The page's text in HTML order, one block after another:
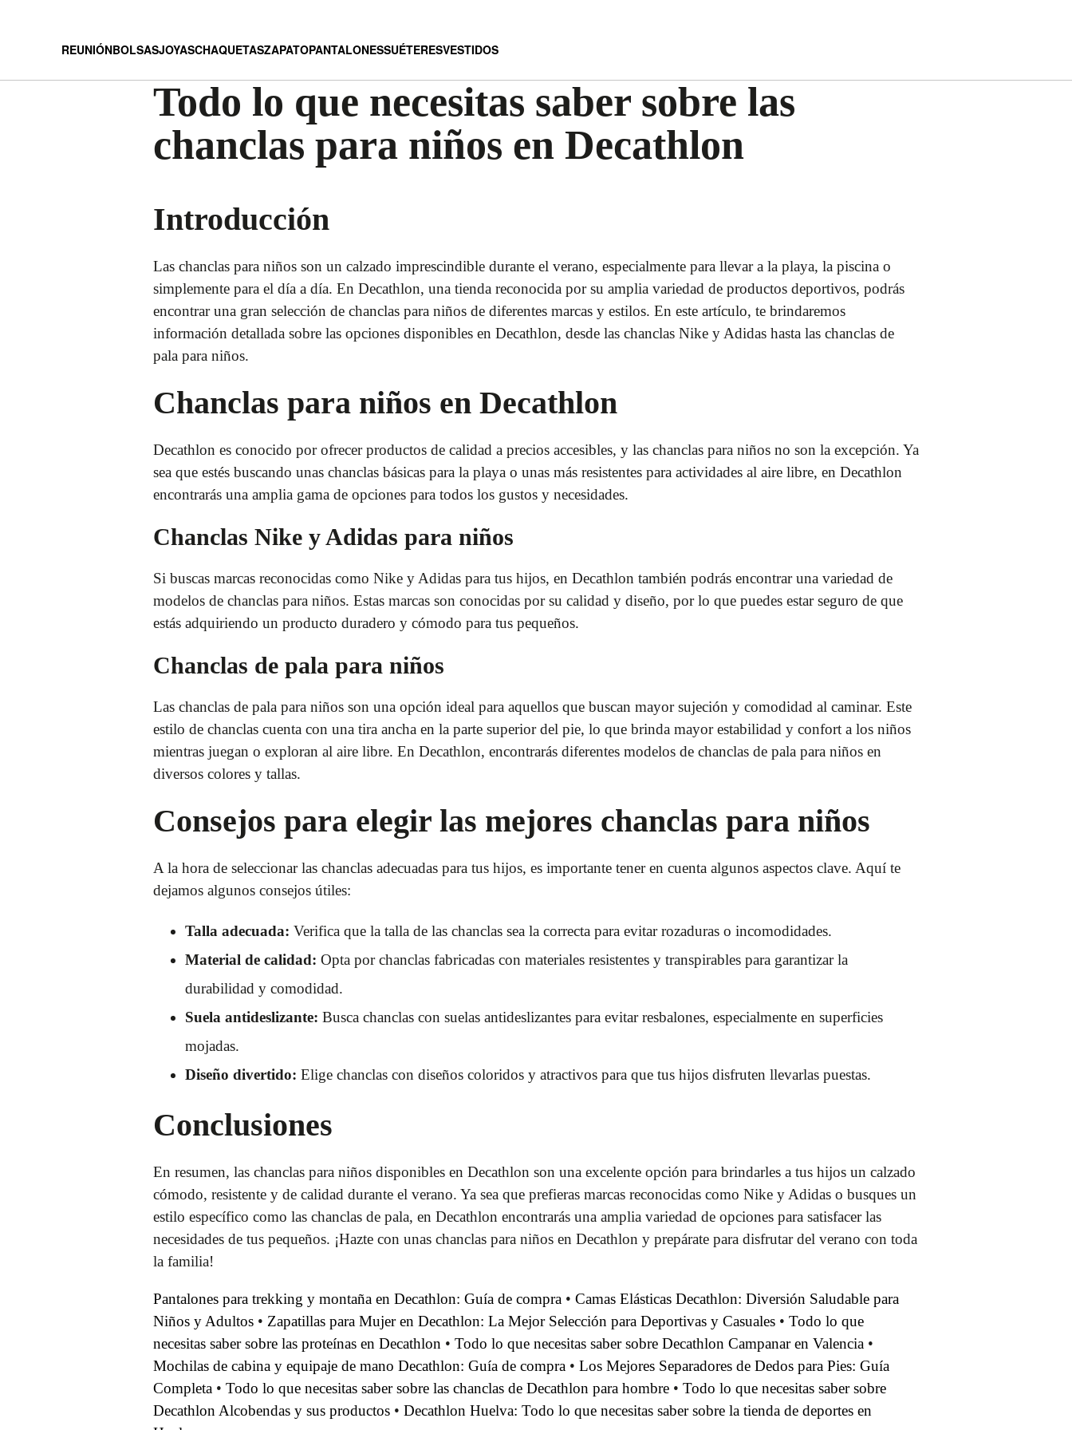
REUNIÓNBOLSASJOYASCHAQUETASZAPATOPANTALONESSUÉTERESVESTIDOS
Todo lo que necesitas saber sobre las
chanclas para niños en Decathlon
Introducción
Las chanclas para niños son un calzado imprescindible durante el verano, especialmente para llevar a la playa, la piscina o
simplemente para el día a día. En Decathlon, una tienda reconocida por su amplia variedad de productos deportivos, podrás
encontrar una gran selección de chanclas para niños de diferentes marcas y estilos. En este artículo, te brindaremos
información detallada sobre las opciones disponibles en Decathlon, desde las chanclas Nike y Adidas hasta las chanclas de
pala para niños.
Chanclas para niños en Decathlon
Decathlon es conocido por ofrecer productos de calidad a precios accesibles, y las chanclas para niños no son la excepción. Ya
sea que estés buscando unas chanclas básicas para la playa o unas más resistentes para actividades al aire libre, en Decathlon
encontrarás una amplia gama de opciones para todos los gustos y necesidades.
Chanclas Nike y Adidas para niños
Si buscas marcas reconocidas como Nike y Adidas para tus hijos, en Decathlon también podrás encontrar una variedad de
modelos de chanclas para niños. Estas marcas son conocidas por su calidad y diseño, por lo que puedes estar seguro de que
estás adquiriendo un producto duradero y cómodo para tus pequeños.
Chanclas de pala para niños
Las chanclas de pala para niños son una opción ideal para aquellos que buscan mayor sujeción y comodidad al caminar. Este
estilo de chanclas cuenta con una tira ancha en la parte superior del pie, lo que brinda mayor estabilidad y confort a los niños
mientras juegan o exploran al aire libre. En Decathlon, encontrarás diferentes modelos de chanclas de pala para niños en
diversos colores y tallas.
Consejos para elegir las mejores chanclas para niños
A la hora de seleccionar las chanclas adecuadas para tus hijos, es importante tener en cuenta algunos aspectos clave. Aquí te
dejamos algunos consejos útiles:
Talla adecuada: Verifica que la talla de las chanclas sea la correcta para evitar rozaduras o incomodidades.
Material de calidad: Opta por chanclas fabricadas con materiales resistentes y transpirables para garantizar la
durabilidad y comodidad.
Suela antideslizante: Busca chanclas con suelas antideslizantes para evitar resbalones, especialmente en superficies
mojadas.
Diseño divertido: Elige chanclas con diseños coloridos y atractivos para que tus hijos disfruten llevarlas puestas.
Conclusiones
En resumen, las chanclas para niños disponibles en Decathlon son una excelente opción para brindarles a tus hijos un calzado
cómodo, resistente y de calidad durante el verano. Ya sea que prefieras marcas reconocidas como Nike y Adidas o busques un
estilo específico como las chanclas de pala, en Decathlon encontrarás una amplia variedad de opciones para satisfacer las
necesidades de tus pequeños. ¡Hazte con unas chanclas para niños en Decathlon y prepárate para disfrutar del verano con toda
la familia!
Pantalones para trekking y montaña en Decathlon: Guía de compra • Camas Elásticas Decathlon: Diversión Saludable para
Niños y Adultos • Zapatillas para Mujer en Decathlon: La Mejor Selección para Deportivas y Casuales • Todo lo que
necesitas saber sobre las proteínas en Decathlon • Todo lo que necesitas saber sobre Decathlon Campanar en Valencia •
Mochilas de cabina y equipaje de mano Decathlon: Guía de compra • Los Mejores Separadores de Dedos para Pies: Guía
Completa • Todo lo que necesitas saber sobre las chanclas de Decathlon para hombre • Todo lo que necesitas saber sobre
Decathlon Alcobendas y sus productos • Decathlon Huelva: Todo lo que necesitas saber sobre la tienda de deportes en